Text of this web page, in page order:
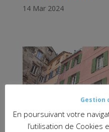
14 Mar 2024
Gestion
En poursuivant votre
l’utilisation de